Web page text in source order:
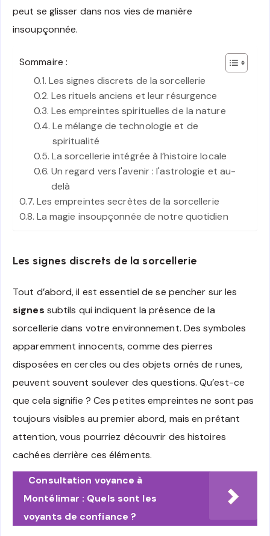
peut se glisser dans nos vies de manière
insoupçonnée.
Sommaire :
Les signes discrets de la sorcellerie
Les rituels anciens et leur résurgence
Les empreintes spirituelles de la nature
Le mélange de technologie et de
spiritualité
La sorcellerie intégrée à l’histoire locale
Un regard vers l'avenir : l'astrologie et au-
delà
Les empreintes secrètes de la sorcellerie
La magie insoupçonnée de notre quotidien
Les signes discrets de la sorcellerie
Tout d’abord, il est essentiel de se pencher sur les
signes subtils qui indiquent la présence de la
sorcellerie dans votre environnement. Des symboles
apparemment innocents, comme des pierres
disposées en cercles ou des objets ornés de runes,
peuvent souvent soulever des questions. Qu’est-ce
que cela signifie ? Ces petites empreintes ne sont pas
toujours visibles au premier abord, mais en prêtant
attention, vous pourriez découvrir des histoires
cachées derrière ces éléments.
Consultation voyance à
Montélimar : Quels sont les
voyants de confiance ?